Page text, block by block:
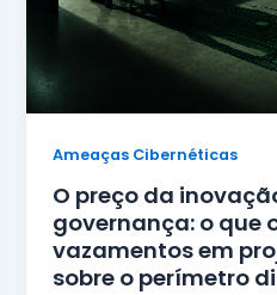
Ameaças Cibernéticas
O preço da
governança: o que
vazamentos em
sobre o perímetro